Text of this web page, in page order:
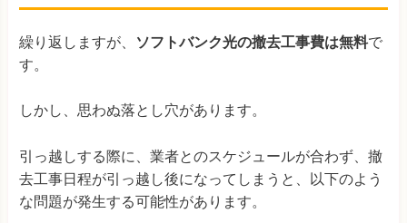
繰り返しますが、 ソフトバンク光の撤去工事費は無料で
す。
しかし、思わぬ落とし穴があります。
引っ越しする際に、業者とのスケジュールが合わず、撤
去工事日程が引っ越し後になってしまうと、以下のよう
な問題が発生する可能性があります。